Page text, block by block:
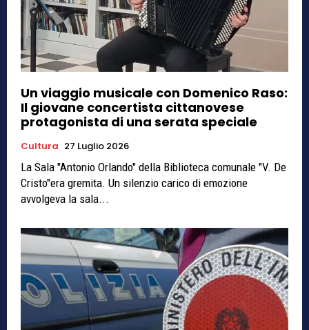
Un viaggio musicale con Domenico Raso:
Il giovane concertista cittanovese
protagonista di una serata speciale
Cultura 27 Luglio 2026
La Sala "Antonio Orlando" della Biblioteca comunale "V. De
Cristo"era gremita. Un silenzio carico di emozione
avvolgeva la sala...